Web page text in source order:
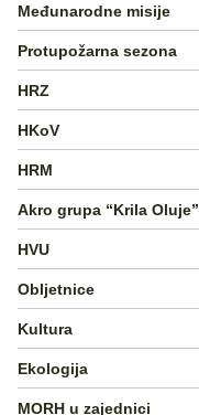
Međunarodne misije
Protupožarna sezona
HRZ
HKoV
HRM
Akro grupa “Krila Oluje”
HVU
Obljetnice
Kultura
Ekologija
MORH u zajednici